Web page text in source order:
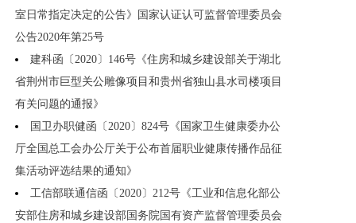
室日常指定决定的公告》国家认证认可监督管理委员会
公告2020年第25号
建科函〔2020〕146号《住房和城乡建设部关于湖北
省荆州市巨型关公雕像项目和贵州省独山县水司楼项目
有关问题的通报》
国卫办职健函〔2020〕824号《国家卫生健康委办公
厅全国总工会办公厅关于公布首届职业健康传播作品征
集活动评选结果的通知》
工信部联通信函〔2020〕212号《工业和信息化部公
安部住房和城乡建设部国务院国有资产监督管理委员会